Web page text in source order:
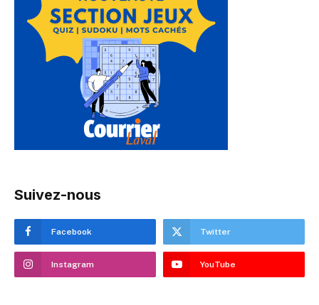
Suivez-nous
Facebook Twitter
Instagram YouTube